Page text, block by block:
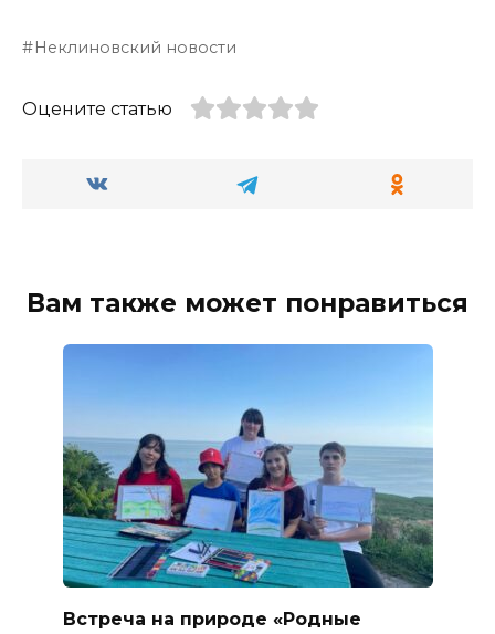
Неклиновский новости
Оцените статью
Вам также может понравиться
Встреча на природе «Родные